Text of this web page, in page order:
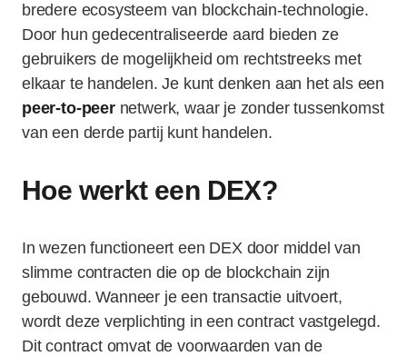
bredere ecosysteem van blockchain-technologie.
Door hun gedecentraliseerde aard bieden ze
gebruikers de mogelijkheid om rechtstreeks met
elkaar te handelen. Je kunt denken aan het als een
peer-to-peernetwerk, waar je zonder tussenkomst
van een derde partij kunt handelen.
Hoe werkt een DEX?
In wezen functioneert een DEX door middel van
slimme contracten die op de blockchain zijn
gebouwd. Wanneer je een transactie uitvoert,
wordt deze verplichting in een contract vastgelegd.
Dit contract omvat de voorwaarden van de